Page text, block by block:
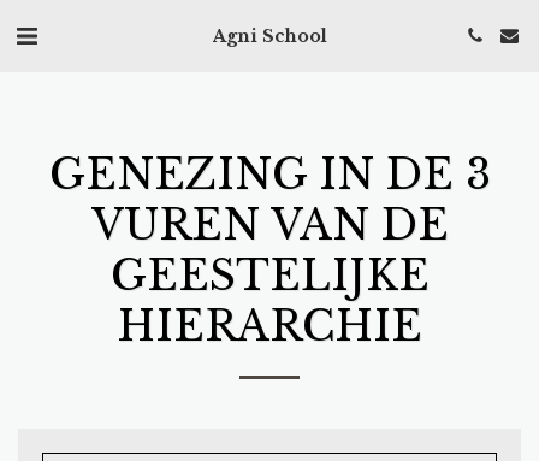
Agni School
GENEZING IN DE 3
VUREN VAN DE
GEESTELIJKE
HIERARCHIE